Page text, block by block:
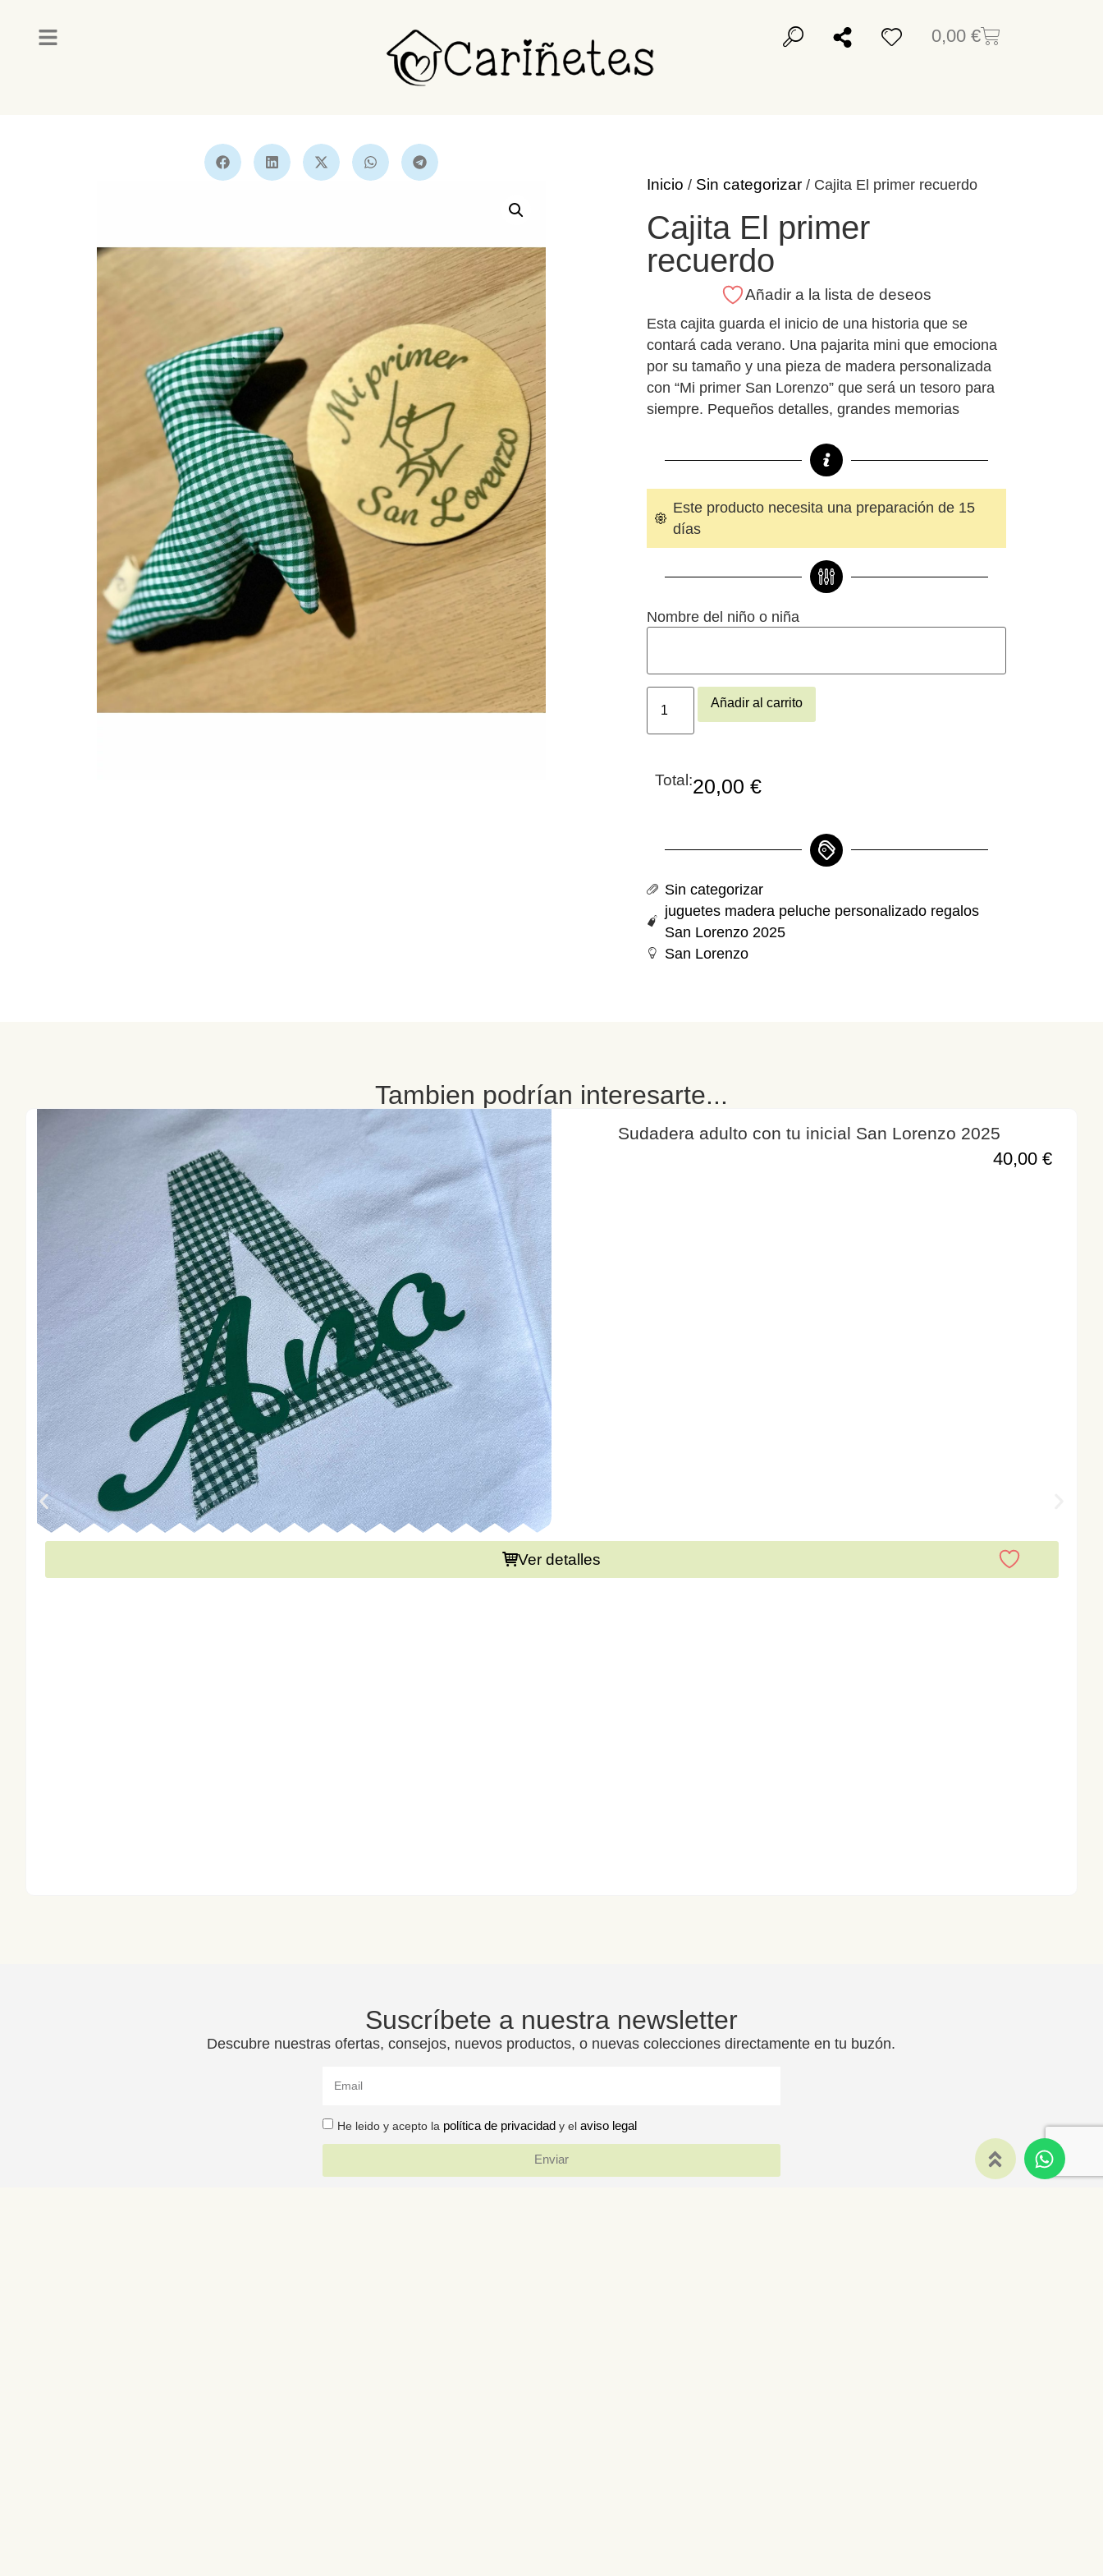
0,00€
Inicio / Sin categorizar/ Cajita El primer recuerdo
Cajita El primer
recuerdo
Añadir a la lista de deseos
Esta cajita guarda el inicio de una historia que se
contará cada verano. Una pajarita mini que emociona
por su tamaño y una pieza de madera personalizada
con “Mi primer San Lorenzo” que será un tesoro para
siempre. Pequeños detalles, grandes memorias
Este producto necesita una preparación de 15
días
Nombre del niño o niña
Añadir al carrito
Total:20,00 €
Sin categorizar
juguetes madera peluche personalizado regalos
San Lorenzo 2025
San Lorenzo
Tambien podrían interesarte...
Sudadera adulto con tu inicial San Lorenzo 2025
40,00 €
Ver detalles
Suscríbete a nuestra newsletter
Descubre nuestras ofertas, consejos, nuevos productos, o nuevas colecciones directamente en tu buzón.
He leido y acepto la política de privacidad y elaviso legal
Enviar